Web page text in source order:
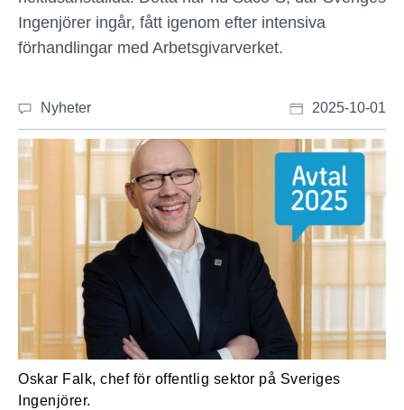
Ingenjörer ingår, fått igenom efter intensiva
förhandlingar med Arbetsgivarverket.
Nyheter 2025-10-01
Oskar Falk, chef för offentlig sektor på Sveriges
Ingenjörer.